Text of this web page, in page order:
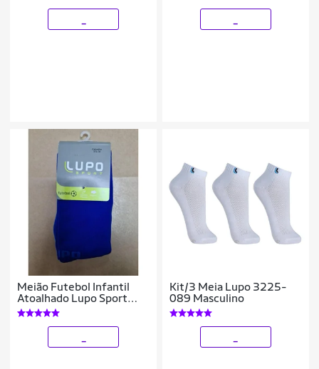
Meião Futebol Infantil
Atoalhado Lupo Sport
2810.
Kit/3 Meia Lupo 3225-
089 Masculino